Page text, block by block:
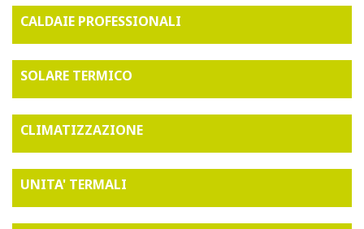
CALDAIE PROFESSIONALI
SOLARE TERMICO
CLIMATIZZAZIONE
UNITA' TERMALI